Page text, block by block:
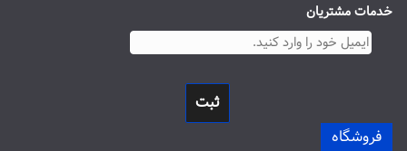
خدمات مشتریان
ثبت
فروشگاه